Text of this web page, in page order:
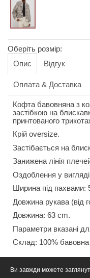
Оберіть розмір:
Опис Відгук
Оплата & Доставка
Кофта бавовняна з
застібкою на
принтованого
Крій oversize.
Застібається на
Занижена лінія
Оздоблення у
Ширина під пахвами:
Довжина рукава (від
Довжина: 63 cm.
Параметри вказані
Склад: 100% бавовна
Ви завжди можете